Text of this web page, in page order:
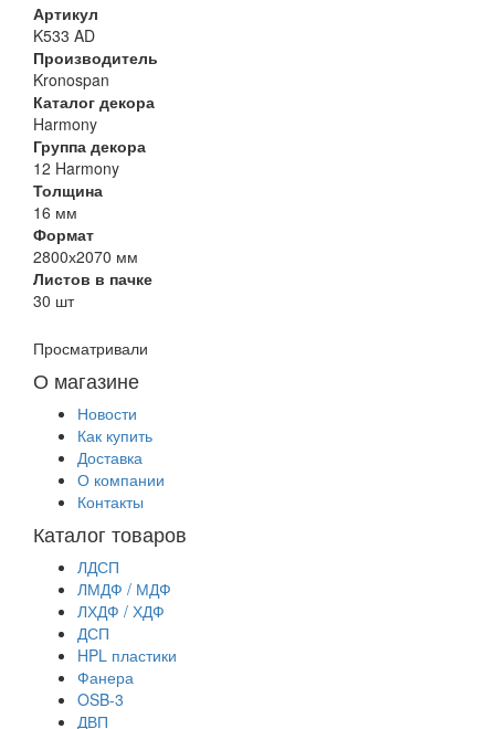
Артикул
K533 AD
Производитель
Kronospan
Каталог декора
Harmony
Группа декора
12 Harmony
Толщина
16 мм
Формат
2800х2070 мм
Листов в пачке
30 шт
Просматривали
О магазине
Новости
Как купить
Доставка
О компании
Контакты
Каталог товаров
ЛДСП
ЛМДФ / МДФ
ЛХДФ / ХДФ
ДСП
HPL пластики
Фанера
OSB-3
ДВП